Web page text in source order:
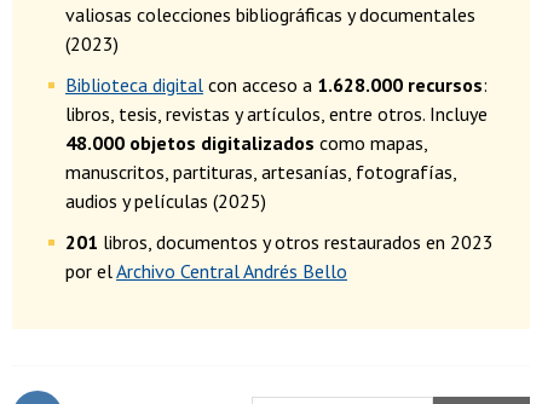
valiosas colecciones bibliográficas y documentales
(2023)
Biblioteca digital con acceso a 1.628.000 recursos:
libros, tesis, revistas y artículos, entre otros. Incluye
48.000 objetos digitalizados como mapas,
manuscritos, partituras, artesanías, fotografías,
audios y películas (2025)
201 libros, documentos y otros restaurados en 2023
por elArchivo Central Andrés Bello